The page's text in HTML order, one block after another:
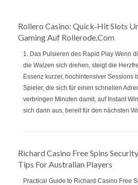
Rollero Casino: Quick‑Hit Slots
Gaming Auf Rollerode.com
1. Das Pulsieren des Rapid Play Wenn
die Walzen sich drehen, steigt die
Essenz kurzer, hochintensiver Sessions
Spieler, die sich für einen schnellen
verbringen Minuten damit, auf Instant
sich dann aus, bereit für den nächsten
Richard Casino Free Spins
Tips For Australian Players
Practical Guide to Richard Casino Free